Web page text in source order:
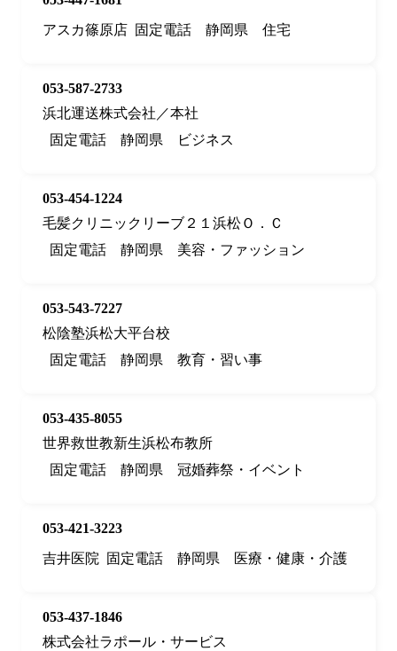
アスカ篠原店 固定電話 静岡県 住宅
053-587-2733
浜北運送株式会社／本社
固定電話
静岡県 ビジネス
053-454-1224
毛髪クリニックリーブ２１浜松Ｏ．Ｃ
固定電話
静岡県 美容・ファッション
053-543-7227
松陰塾浜松大平台校
固定電話
静岡県 教育・習い事
053-435-8055
世界救世教新生浜松布教所
固定電話
静岡県 冠婚葬祭・イベント
053-421-3223
吉井医院
固定電話 静岡県 医療・健康・介護
053-437-1846
株式会社ラポール・サービス